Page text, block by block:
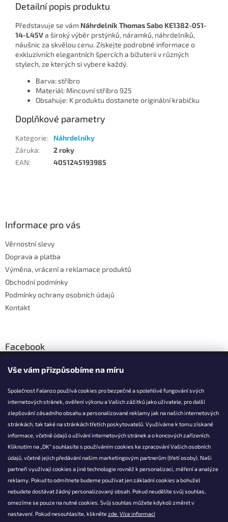
Vše vám přizpůsobíme na míru
Společnost Falanzo používá cookies pro bezpečné a spolehlivé fungování svých
internetových stránek, ověření výkonu a Vašich zážitků jako uživatele, pro další
zlepšování zásadního obsahu a personalizované reklamy jak na našich internetových
stránkách, tak také na stránkách třetích poskytovatelů. Využíváme k tomu získané
informace, včetně údajů o užívání internetových stránek a o koncových zařízeních.
Kliknutím na „OK“ souhlasíte s používáním cookies ke zpracování Vašich osobních
údajů, včetně jejich předávání našim marketingovým partnerům (třetí osoby). Naši
partneři využívají cookies a jiné technologie rovněž k personalizaci, měření a analýze
reklamy. Pokud to odmítnete budeme používat jen základní cookies a bohužel
nebudete dostávat žádný personalizovaný obsah. Pokud neudělíte svůj souhlas,
omezíme se pouze na nutné cookies. Svůj souhlas můžete kdykoli změnit v
nastavení. Pokud nesouhlasíte, kliknětezde. Více informací
Detailní popis produktu
Představuje se vám Náhrdelník Thomas Sabo KE1382-051-
14-L45Va široký výběr prstýnků, náramků, náhrdelníků,
náušnic za skvělou cenu. Získejte podrobné informace o
exkluzivních elegantních špercích a bižuterii v různých
stylech, ze kterých si vybere každý.
Barva: stříbro
Materiál: Mincovní stříbro 925
Obsahuje: K produktu dostanete originální krabičku
Doplňkové parametry
Kategorie:
Náhrdelníky
Záruka:
2 roky
EAN: 4051245193985
Informace pro vás
Věrnostní slevy
Doprava a platba
Výměna, vrácení a reklamace produktů
Obchodní podmínky
Podmínky ochrany osobních údajů
Kontakt
Facebook
KONTAKT
info@falanzo.cz
Falanzo.cz
FalanzoCZ